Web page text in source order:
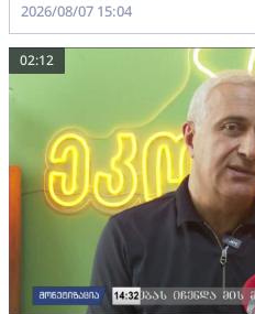
2026/08/07 15:04
02:12